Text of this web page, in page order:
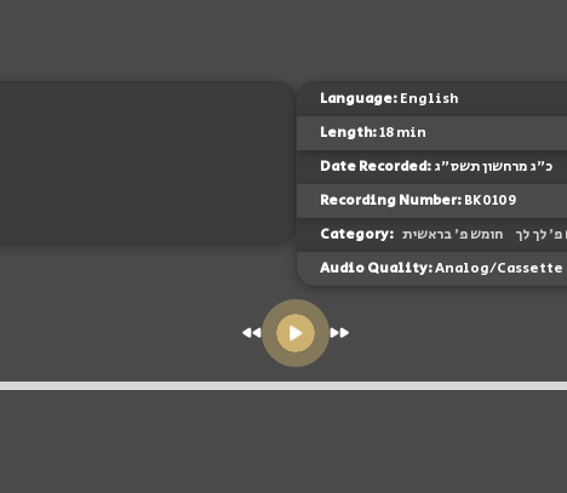
Language:English
Length:18 min
Date Recorded:כ"ג מרחשון תשס"ג
Recording Number:BK0109
Category: חומש פ' בראשית לך לך
Audio Quality:Analog/Cassette